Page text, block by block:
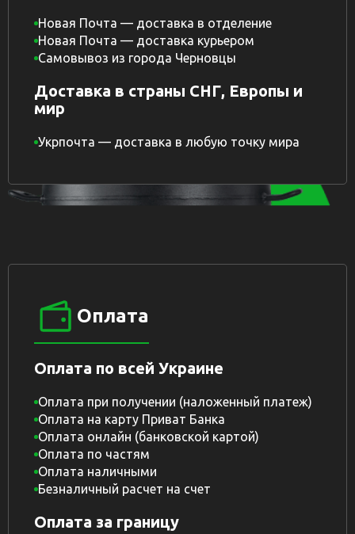
Новая Почта — доставка в отделение
Новая Почта — доставка курьером
Самовывоз из города Черновцы
Доставка в страны СНГ, Европы и
мир
Укрпочта — доставка в любую точку мира
Оплата
Оплата по всей Украине
Оплата при получении (наложенный платеж)
Оплата на карту Приват Банка
Оплата онлайн (банковской картой)
Оплата по частям
Оплата наличными
Безналичный расчет на счет
Оплата за границу